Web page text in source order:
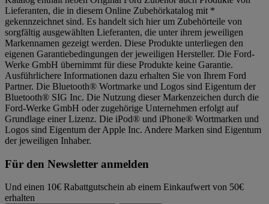
Lieferanten, die in diesem Online Zubehörkatalog mit *
gekennzeichnet sind. Es handelt sich hier um Zubehörteile von
sorgfältig ausgewählten Lieferanten, die unter ihrem jeweiligen
Markennamen gezeigt werden. Diese Produkte unterliegen den
eigenen Garantiebedingungen der jeweiligen Hersteller. Die Ford-
Werke GmbH übernimmt für diese Produkte keine Garantie.
Ausführlichere Informationen dazu erhalten Sie von Ihrem Ford
Partner. Die Bluetooth® Wortmarke und Logos sind Eigentum der
Bluetooth® SIG Inc. Die Nutzung dieser Markenzeichen durch die
Ford-Werke GmbH oder zugehörige Unternehmen erfolgt auf
Grundlage einer Lizenz. Die iPod® und iPhone® Wortmarken und
Logos sind Eigentum der Apple Inc. Andere Marken sind Eigentum
der jeweiligen Inhaber.
Für den Newsletter anmelden
Und einen 10€ Rabattgutschein ab einem Einkaufwert von 50€
erhalten